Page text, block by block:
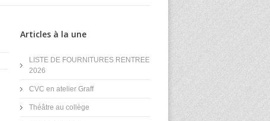
Articles à la une
LISTE DE FOURNITURES RENTREE
2026
CVC en atelier Graff
Théâtre au collège